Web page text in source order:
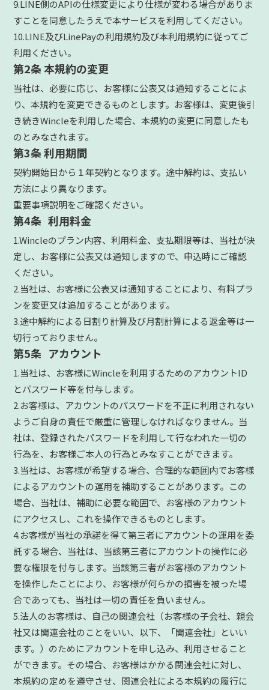
9.LINE側のAPIの仕様変更により仕様が変わる場合がありま
すことを同意したうえで本サービスを利用してください。
10.LINE及びLinePayの利用規約及び本利用規約に従ってご
利用ください。
第2条 本規約の変更
当社は、必要に応じ、お客様に公表又は通知することによ
り、本規約を変更できるものとします。お客様は、変更後引
き続きWincleを利用した場合、本規約の変更に同意したも
のとみなされます。
第3条 利用期間
契約開始日から１年契約となります。途中解約は、支払い
方法により異なります。
重要事項説明をご確認ください。
第4条 利用料金
1.Wincleのプラン内容、利用料金、支払期限等は、当社が決
定し、お客様に公表又は通知しますので、申込時にご確認
ください。
2.当社は、お客様に公表又は通知することにより、有料プラ
ンを変更又は追加することがあります。
3.途中解約による日割り計算及び月割計算による返金等は一
切行っておりません。
第5条 アカウント
1.当社は、お客様にWincleを利用するためのアカウントID
とパスワード等を付与します。
2.お客様は、アカウントのパスワードを不正に利用されない
ようご自身の責任で厳重に管理しなければなりません。当
社は、登録されたパスワードを利用して行なわれた一切の
行為を、お客様ご本人の行為とみなすことができます。
3.当社は、お客様が希望する場合、合理的な範囲内でお客様
によるアカウントの運用を補助することがあります。この
場合、当社は、補助に必要な範囲で、お客様のアカウント
にアクセスし、これを操作できるものとします。
4.お客様が当社の承諾を得て第三者にアカウントの運用を委
託する場合、当社は、当該第三者にアカウントの操作に必
要な権限を付与します。当該第三者がお客様のアカウント
を操作したことにより、お客様が何らかの損害を被った場
合であっても、当社は一切の責任を負いません。
5.法人のお客様は、自己の関連会社（お客様の子会社、親会
社又は関連会社のことをいい、以下、「関連会社」といい
ます。）のためにアカウントを申し込み、利用させること
ができます。その場合、お客様はかかる関連会社に対し、
本規約の定めを遵守させ、関連会社による本規約の履行に